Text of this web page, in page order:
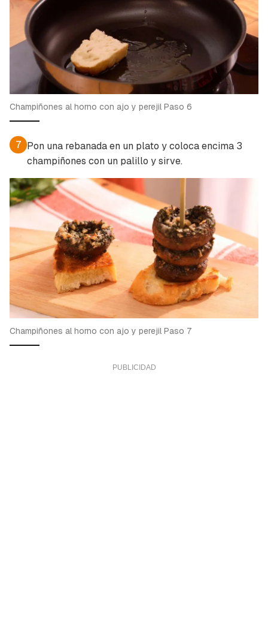
Champiñones al horno con ajo y perejil Paso 6
7 Pon una rebanada en un plato y coloca encima 3
champiñones con un palillo y sirve.
Champiñones al horno con ajo y perejil Paso 7